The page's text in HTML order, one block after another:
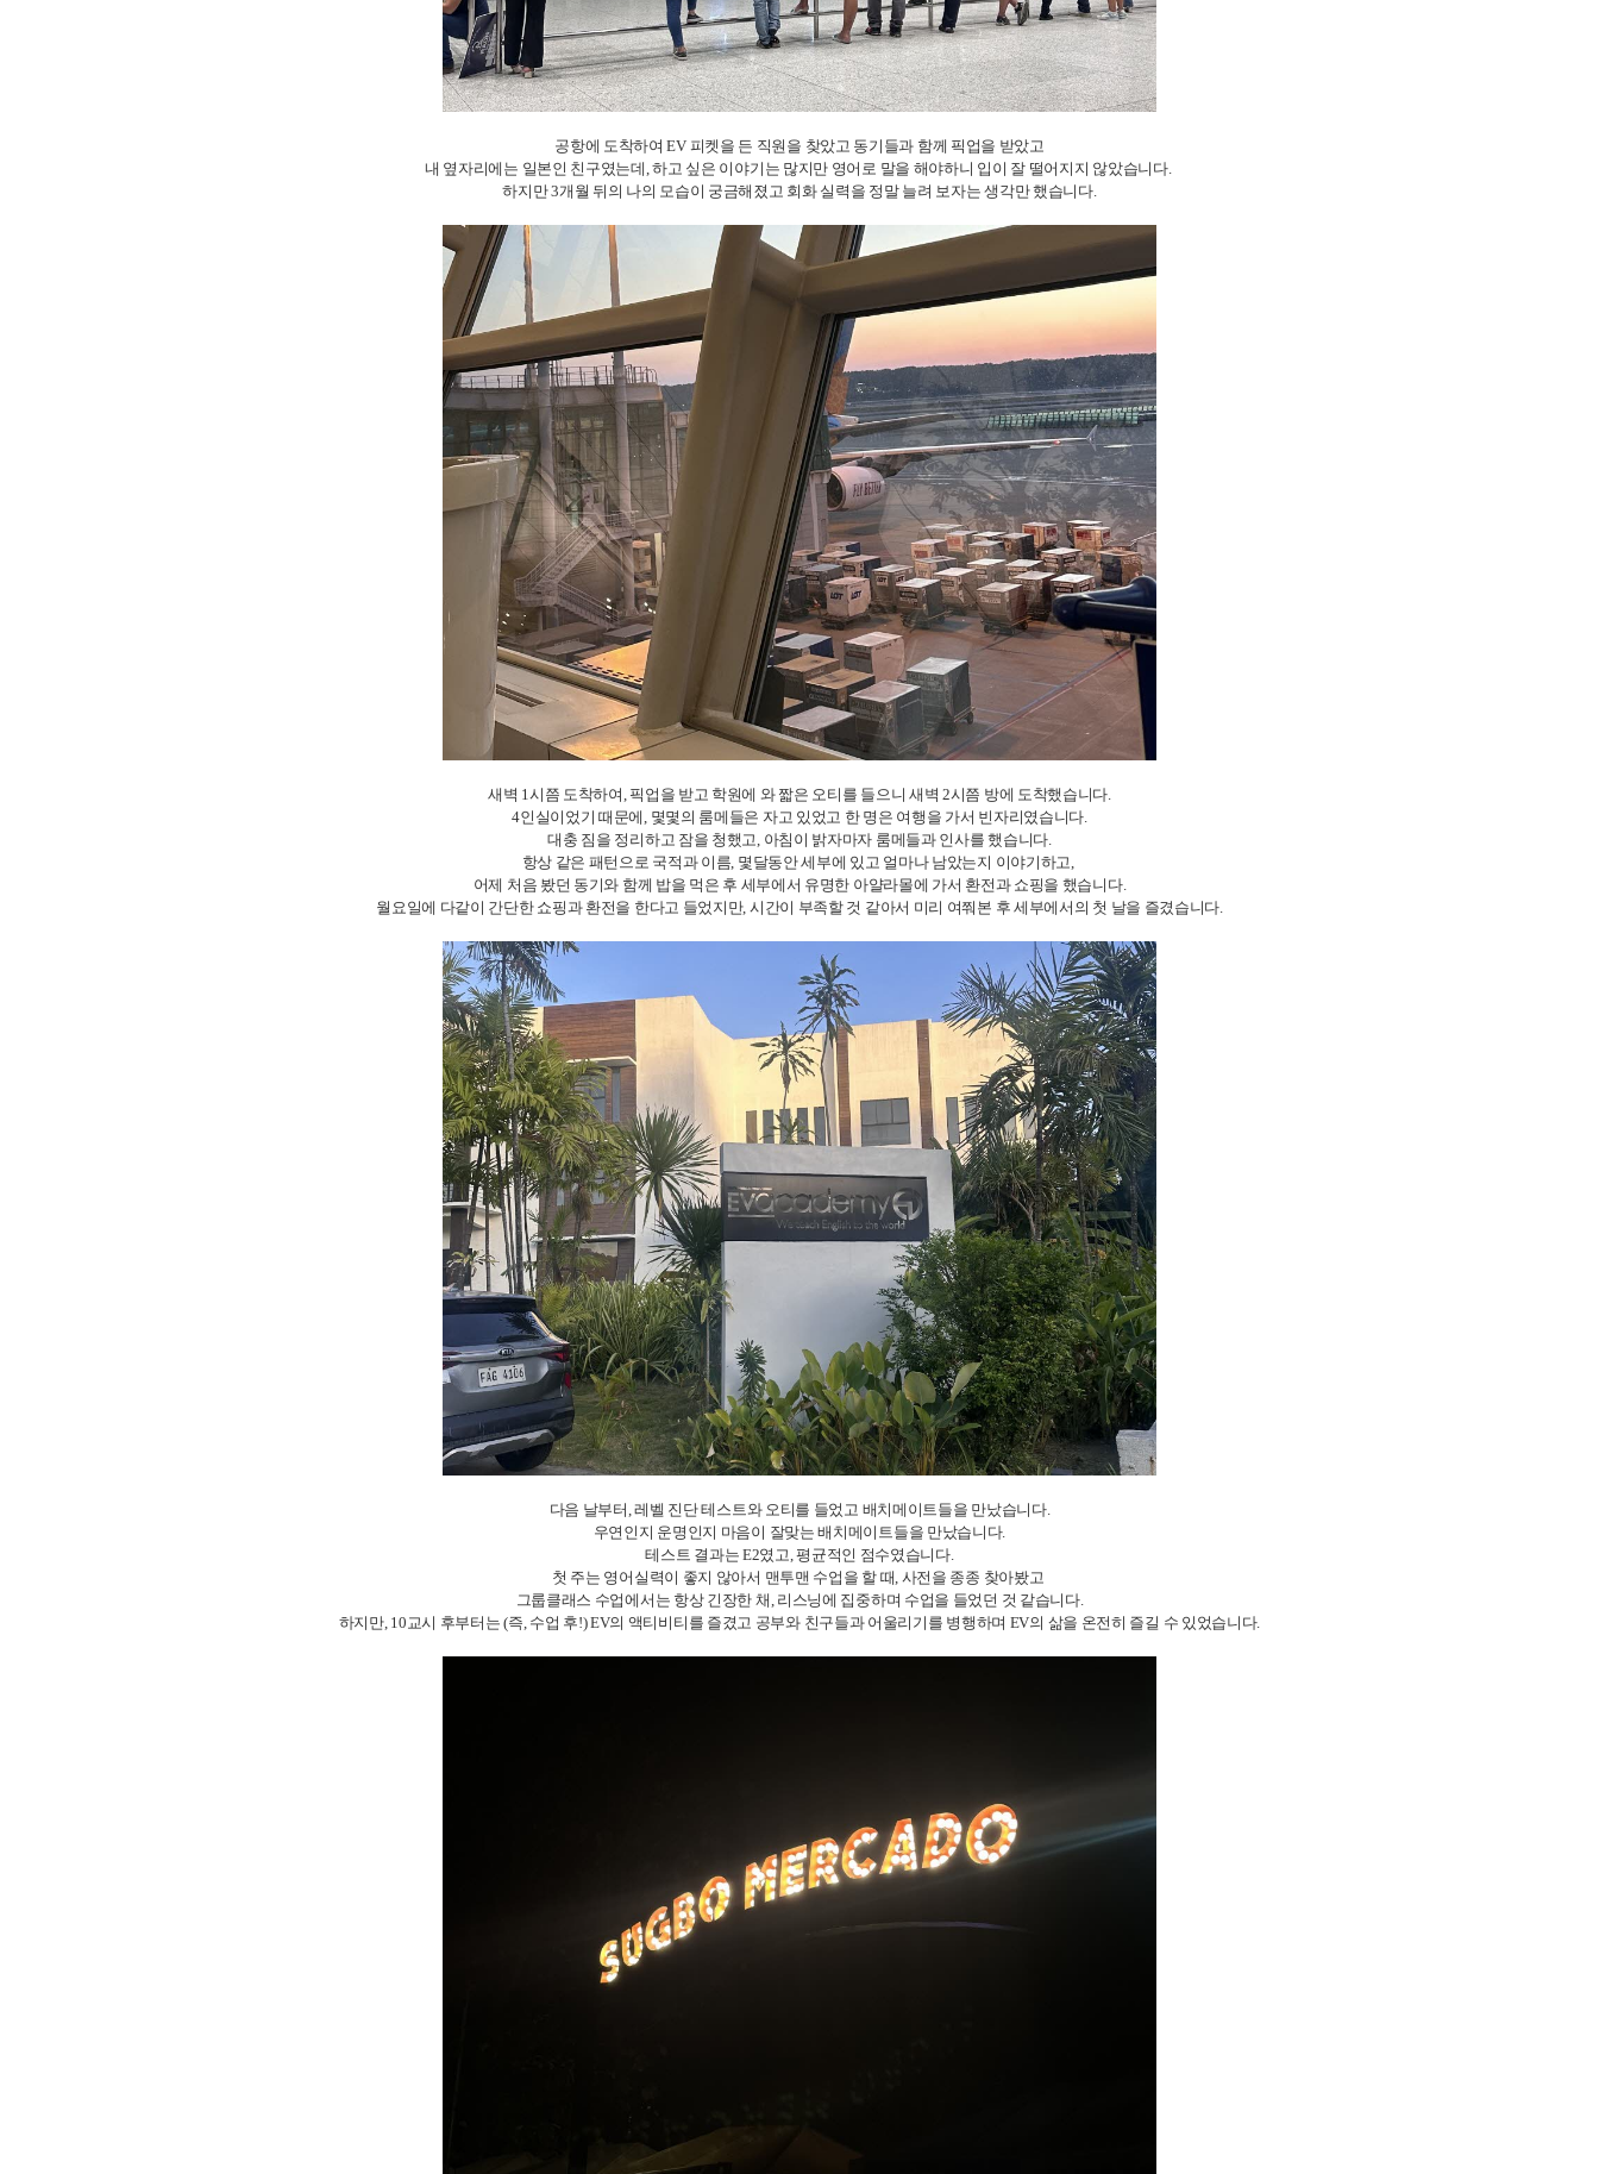
공항에 도착하여 EV 피켓을 든 직원을 찾았고 동기들과 함께 픽업을 받았고
내 옆자리에는 일본인 친구였는데, 하고 싶은 이야기는 많지만 영어로 말을 해야하니 입이 잘 떨어지지 않았습니다.
하지만 3개월 뒤의 나의 모습이 궁금해졌고 회화 실력을 정말 늘려 보자는 생각만 했습니다.
새벽 1시쯤 도착하여, 픽업을 받고 학원에 와 짧은 오티를 들으니 새벽 2시쯤 방에 도착했습니다.
4인실이었기 때문에, 몇몇의 룸메들은 자고 있었고 한 명은 여행을 가서 빈자리였습니다.
대충 짐을 정리하고 잠을 청했고, 아침이 밝자마자 룸메들과 인사를 했습니다.
항상 같은 패턴으로 국적과 이름, 몇달동안 세부에 있고 얼마나 남았는지 이야기하고,
어제 처음 봤던 동기와 함께 밥을 먹은 후 세부에서 유명한 아얄라몰에 가서 환전과 쇼핑을 했습니다.
월요일에 다같이 간단한 쇼핑과 환전을 한다고 들었지만, 시간이 부족할 것 같아서 미리 여쭤본 후 세부에서의 첫 날을 즐겼습니다.
다음 날부터, 레벨 진단 테스트와 오티를 들었고 배치메이트들을 만났습니다.
우연인지 운명인지 마음이 잘맞는 배치메이트들을 만났습니다.
테스트 결과는 E2였고, 평균적인 점수였습니다.
첫 주는 영어실력이 좋지 않아서 맨투맨 수업을 할 때, 사전을 종종 찾아봤고
그룹클래스 수업에서는 항상 긴장한 채, 리스닝에 집중하며 수업을 들었던 것 같습니다.
하지만, 10교시 후부터는 (즉, 수업 후!) EV의 액티비티를 즐겼고 공부와 친구들과 어울리기를 병행하며 EV의 삶을 온전히 즐길 수 있었습니다.